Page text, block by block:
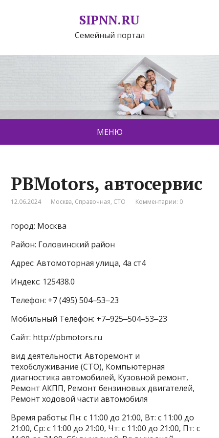
SIPNN.RU
Семейный портал
МЕНЮ
PBMotors, автосервис
12.06.2024 Москва, Справочная, СТО Комментарии: 0
город: Москва
Район: Головинский район
Адрес: Автомоторная улица, 4а ст4
Индекс: 125438.0
Телефон: +7 (495) 504‒53‒23
Мобильный Телефон: +7‒925‒504‒53‒23
Сайт: http://pbmotors.ru
вид деятельности: Авторемонт и
техобслуживание (СТО), Компьютерная
диагностика автомобилей, Кузовной ремонт,
Ремонт АКПП, Ремонт бензиновых двигателей,
Ремонт ходовой части автомобиля
Время работы: Пн: с 11:00 до 21:00, Вт: с 11:00 до
21:00, Ср: с 11:00 до 21:00, Чт: с 11:00 до 21:00, Пт: с